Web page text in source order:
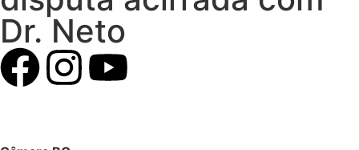
Dr. Neto